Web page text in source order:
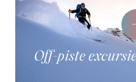
Off-piste